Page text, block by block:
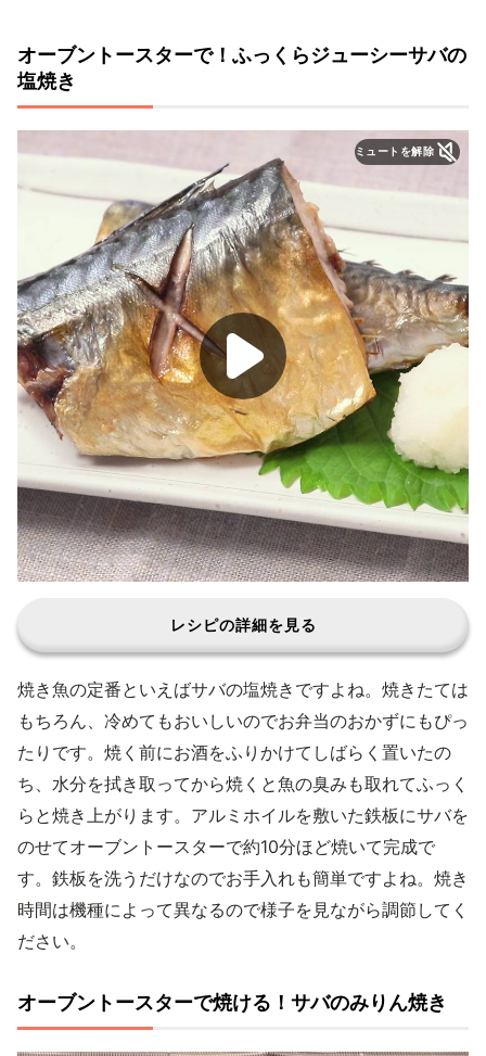
オーブントースターで！ふっくらジューシーサバの
塩焼き
ミュートを解除
レシピの詳細を見る
焼き魚の定番といえばサバの塩焼きですよね。焼きたては
もちろん、冷めてもおいしいのでお弁当のおかずにもぴっ
たりです。焼く前にお酒をふりかけてしばらく置いたの
ち、水分を拭き取ってから焼くと魚の臭みも取れてふっく
らと焼き上がります。アルミホイルを敷いた鉄板にサバを
のせてオーブントースターで約10分ほど焼いて完成で
す。鉄板を洗うだけなのでお手入れも簡単ですよね。焼き
時間は機種によって異なるので様子を見ながら調節してく
ださい。
オーブントースターで焼ける！サバのみりん焼き